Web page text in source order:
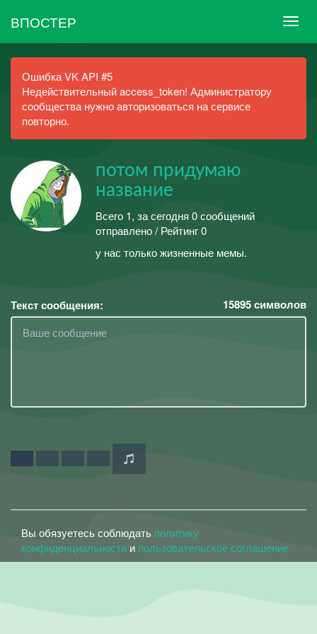
ВПОСТЕР
Ошибка VK API #5
Недействительный access_token! Администратору
сообщества нужно авторизоваться на сервисе
повторно.
потом придумаю
название
Всего 1, за сегодня 0 сообщений
отправлено / Рейтинг 0
у нас только жизненные мемы.
Текст сообщения: 15895символов
Вы обязуетесь соблюдать политику
конфиденциальности и пользовательское соглашение